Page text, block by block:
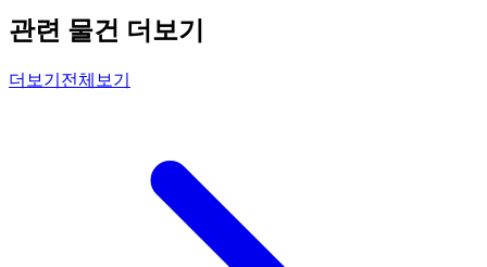
관련 물건 더보기
더보기 전체보기